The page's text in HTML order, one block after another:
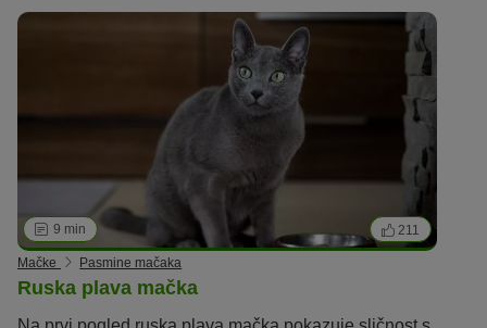
više o ovoj pasmini.
9 min 211
Mačke Pasmine mačaka
Ruska plava mačka